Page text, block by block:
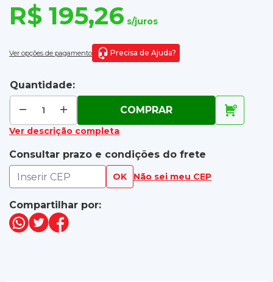
R$ 195,26 s/juros
Ver opções de pagamento Precisa de Ajuda?
Quantidade:
COMPRAR
Ver descrição completa
Consultar prazo e condições do frete
OK Não sei meu CEP
Compartilhar por: